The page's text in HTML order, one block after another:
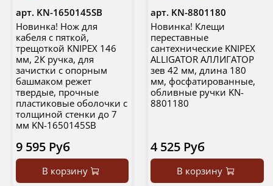
арт. KN-1650145SB
Новинка! Нож для
кабеля с пяткой,
трещоткой KNIPEX 146
мм, 2К ручка, для
зачистки c опорным
башмаком режет
твердые, прочные
пластиковые оболочки с
толщиной стенки до 7
мм KN-1650145SB
9 595 Руб
В корзину
арт. KN-8801180
Новинка! Клещи
переставные
сантехнические KNIPEX
ALLIGATOR АЛЛИГАТОР
зев 42 мм, длина 180
мм, фосфатированные,
обливные ручки KN-
8801180
4 525 Руб
В корзину